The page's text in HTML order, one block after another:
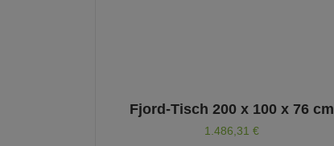
Fjord-Tisch 200 x 100 x 76 cm
1.486,31€